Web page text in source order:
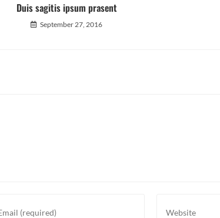
Duis sagitis ipsum prasent
September 27, 2016